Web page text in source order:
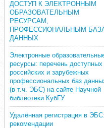
ДОСТУП К ЭЛЕКТРОННЫМ
ОБРАЗОВАТЕЛЬНЫМ
РЕСУРСАМ,
ПРОФЕССИОНАЛЬНЫМ
ДАННЫХ
Электронные
ресурсы: перечень доступных
российских и зарубежных
профессиональных баз
(в т.ч. ЭБС) на сайте Научной
библиотеки КубГУ
Удалённая регистрация в ЭБС:
рекомендации